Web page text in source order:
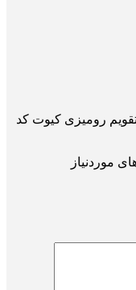
رومیزی کیوت کد
موردنیاز